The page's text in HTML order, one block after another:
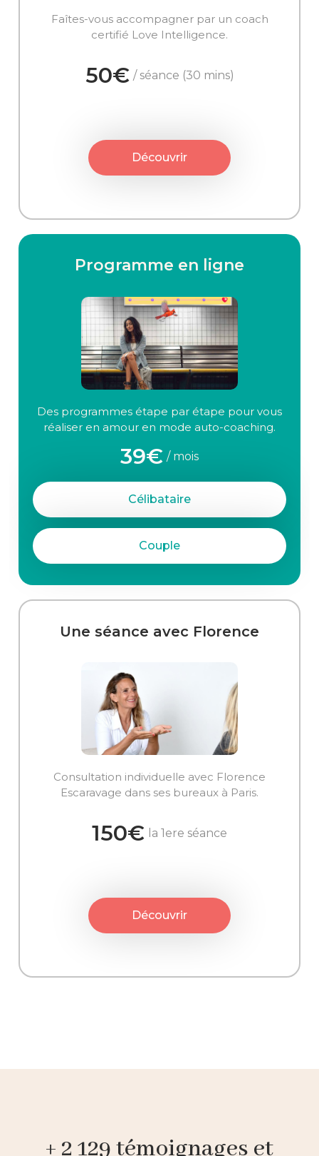
Faîtes-vous accompagner par un coach
certifié Love Intelligence.
50€ / séance (30 mins)
Découvrir
Programme en ligne
Des programmes étape par étape pour vous
réaliser en amour en mode auto-coaching.
39€ / mois
Célibataire
Couple
Une séance avec Florence
Consultation individuelle avec Florence
Escaravage dans ses bureaux à Paris.
150€ la 1ere séance
Découvrir
+ 2 129 témoignages et